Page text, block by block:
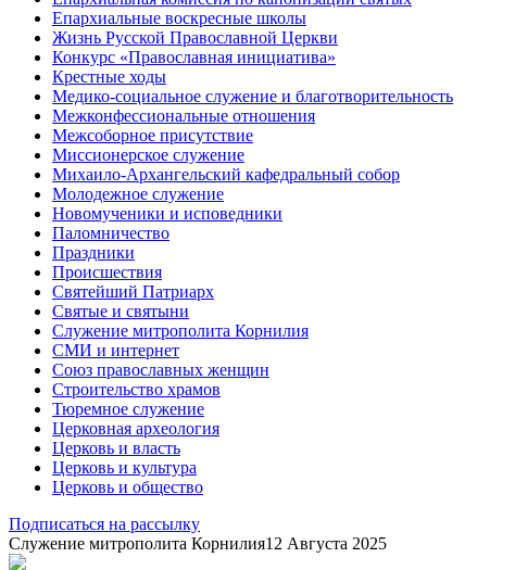
Епархиальные воскресные школы
Жизнь Русской Православной Церкви
Конкурс «Православная инициатива»
Крестные ходы
Медико-социальное служение и благотворительность
Межконфессиональные отношения
Межсоборное присутствие
Миссионерское служение
Михаило-Архангельский кафедральный собор
Молодежное служение
Новомученики и исповедники
Паломничество
Праздники
Происшествия
Святейший Патриарх
Святые и святыни
Служение митрополита Корнилия
СМИ и интернет
Союз православных женщин
Строительство храмов
Тюремное служение
Церковная археология
Церковь и власть
Церковь и культура
Церковь и общество
Подписаться на рассылку
Служение митрополита Корнилия12 Августа 2025